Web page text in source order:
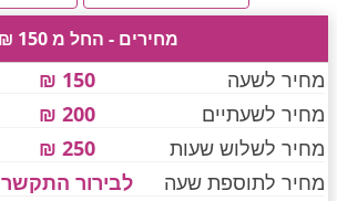
חדרים לפי שעה בגליל עליון
חדרים לפי שעה בחוף הכרמל
מחירים - החל מ 150 ₪
מחיר לשעה
150 ₪
מחיר לשעתיים
200 ₪
מחיר לשלוש שעות
250 ₪
מחיר לתוספת שעה
לבירור התקשר